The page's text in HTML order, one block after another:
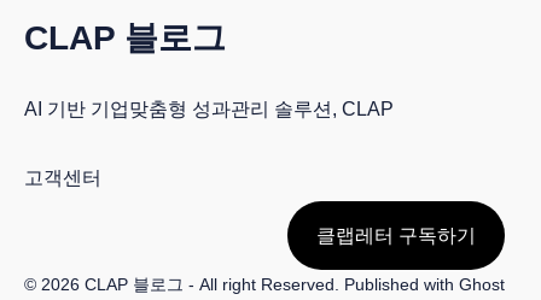
CLAP 블로그
AI 기반 기업맞춤형 성과관리 솔루션, CLAP
고객센터
© 2026 CLAP 블로그 - All right Reserved. Published with Ghost
클랩레터 구독하기